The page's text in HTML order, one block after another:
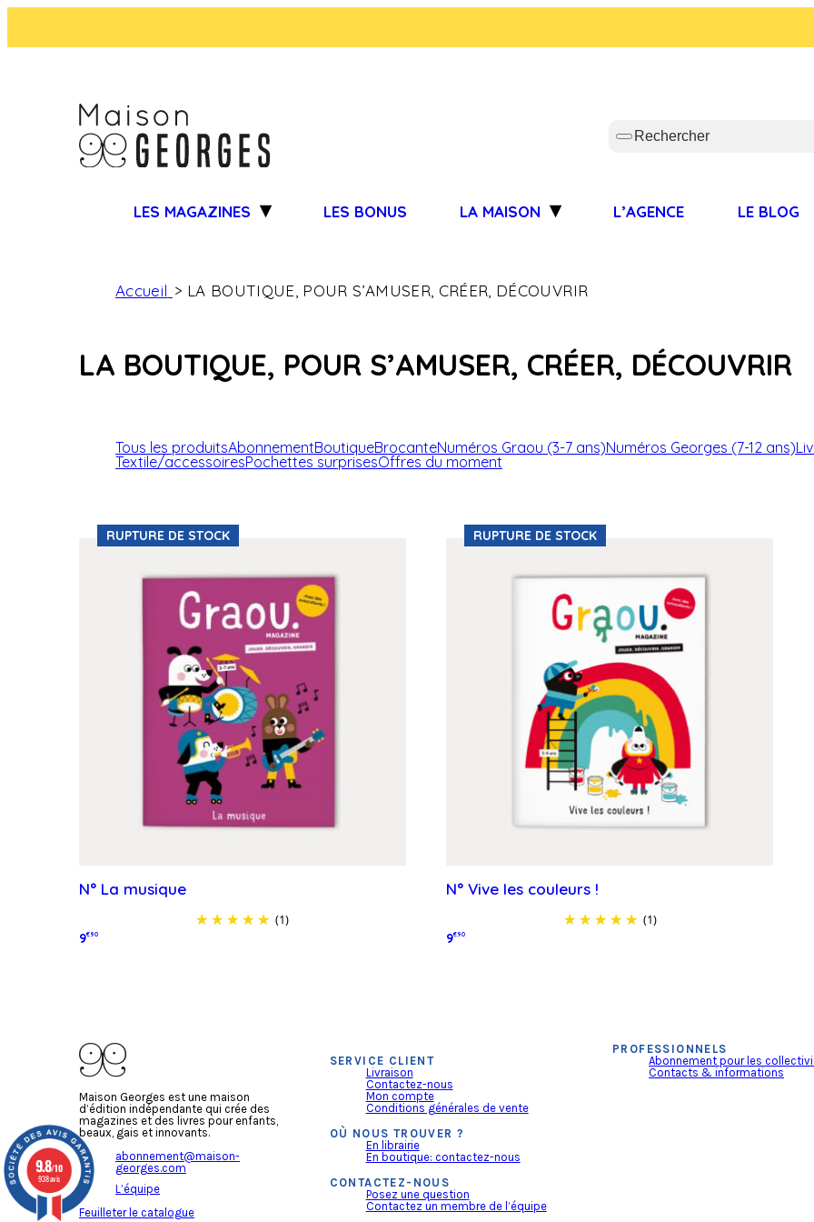
LES MAGAZINES LES BONUS LA MAISON L’AGENCE LE BLOG
Accueil LA BOUTIQUE, POUR S’AMUSER, CRÉER, DÉCOUVRIR
LA BOUTIQUE, POUR S’AMUSER, CRÉER, DÉCOUVRIR
Tous les produitsAbonnementBoutiqueBrocanteNuméros Graou (3-7 ans)Numéros Georges (7-12 ans)
Textile/accessoiresPochettes surprisesOffres du moment
RUPTURE DE STOCK
N° La musique
(1)
9€90
RUPTURE DE STOCK
N° Vive les couleurs !
(1)
9€90
Maison Georges est une maison
d’édition indépendante qui crée des
magazines et des livres pour enfants,
beaux, gais et innovants.
abonnement@maison-
georges.com
L’équipe
Feuilleter le catalogue
SERVICE CLIENT
Livraison
Contactez-nous
Mon compte
Conditions générales de vente
OÙ NOUS TROUVER ?
En librairie
En boutique: contactez-nous
CONTACTEZ-NOUS
Posez une question
Contactez un membre de l’équipe
PROFESSIONNELS
Abonnement pour les
Contacts & informations
9.8/10
938 avis